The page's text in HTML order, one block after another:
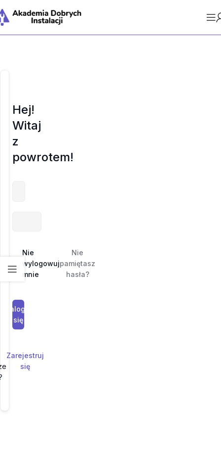
Hej!
Witaj
z
powrotem!
Nie
wylogowuj
mnie
Nie
pamiętasz
hasła?
Zaloguj
się
Zarejestruj
się